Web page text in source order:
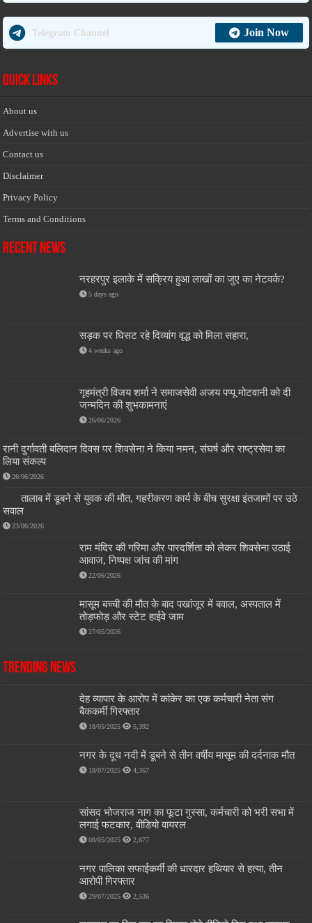
Telegram Channel Join Now
Quick Links
About us
Advertise with us
Contact us
Disclaimer
Privacy Policy
Terms and Conditions
Recent News
नरहरपुर इलाके में सक्रिय हुआ लाखों का जुए का नेटवर्क?
5 days ago
सड़क पर घिसट रहे दिव्यांग वृद्ध को मिला सहारा,
4 weeks ago
गृहमंत्री विजय शर्मा ने समाजसेवी अजय पप्पू मोटवानी को दी
जन्मदिन की शुभकामनाएं
26/06/2026
रानी दुर्गावती बलिदान दिवस पर शिवसेना ने किया नमन, संघर्ष और राष्ट्रसेवा का
लिया संकल्प
26/06/2026
तालाब में डूबने से युवक की मौत, गहरीकरण कार्य के बीच सुरक्षा इंतजामों पर उठे
सवाल
23/06/2026
राम मंदिर की गरिमा और पारदर्शिता को लेकर शिवसेना उठाई
आवाज, निष्पक्ष जांच की मांग
22/06/2026
मासूम बच्ची की मौत के बाद पखांजूर में बवाल, अस्पताल में
तोड़फोड़ और स्टेट हाईवे जाम
27/05/2026
Trending News
देह व्यापार के आरोप में कांकेर का एक कर्मचारी नेता संग
बैककर्मी गिरफ्तार
18/05/2025 5,392
नगर के दूध नदी में डूबने से तीन वर्षीय मासूम की दर्दनाक मौत
18/07/2025 4,367
सांसद भोजराज नाग का फूटा गुस्सा, कर्मचारी को भरी सभा में
लगाई फटकार, वीडियो वायरल
08/05/2025 2,677
नगर पालिका सफाईकर्मी की धारदार हथियार से हत्या, तीन
आरोपी गिरफ्तार
29/07/2025 2,536